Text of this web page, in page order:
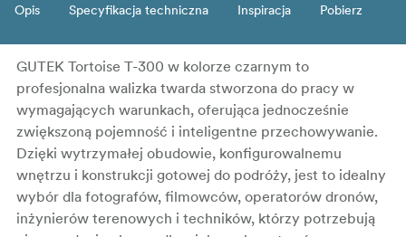
Opis Specyfikacja techniczna Inspiracja Pobierz
GUTEK Tortoise T-300 w kolorze czarnym to
profesjonalna walizka twarda stworzona do pracy w
wymagających warunkach, oferująca jednocześnie
zwiększoną pojemność i inteligentne przechowywanie.
Dzięki wytrzymałej obudowie, konfigurowalnemu
wnętrzu i konstrukcji gotowej do podróży, jest to idealny
wybór dla fotografów, filmowców, operatorów dronów,
inżynierów terenowych i techników, którzy potrzebują